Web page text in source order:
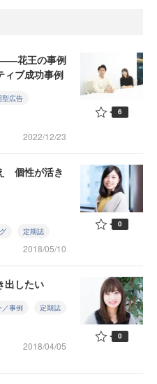
――花王の事例
ィブ成功事例
型広告
2022/12/23
6
個性が活き
定期誌
2018/05/10
0
出したい
／事例 定期誌
2018/04/05
0